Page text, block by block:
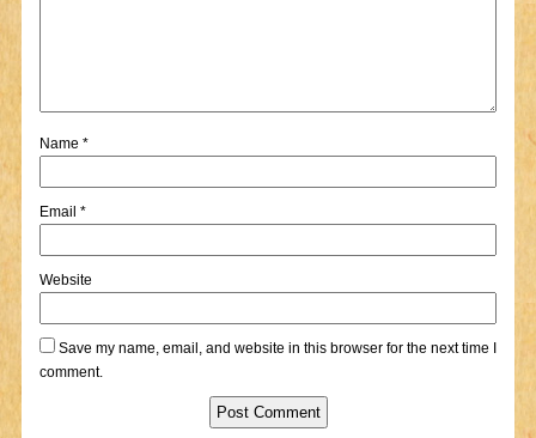
Name *
Email *
Website
Save my name, email, and website in this browser for the next time I
comment.